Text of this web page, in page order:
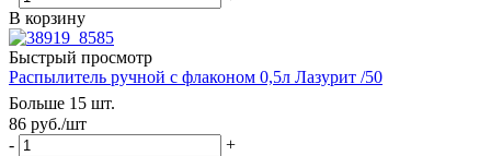
В корзину
Быстрый просмотр
Распылитель ручной с флаконом 0,5л Лазурит /50
Больше 15 шт.
86 руб./шт
-
+